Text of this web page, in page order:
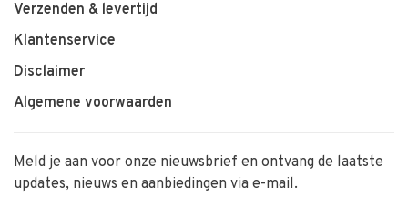
Verzenden & levertijd
Klantenservice
Disclaimer
Algemene voorwaarden
Meld je aan voor onze nieuwsbrief en ontvang de laatste
updates, nieuws en aanbiedingen via e-mail.